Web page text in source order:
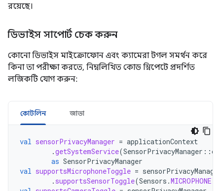
রয়েছে।
ডিভাইস সাপোর্ট চেক করুন
কোনো ডিভাইস মাইক্রোফোন এবং ক্যামেরা টগল সমর্থন করে
কিনা তা পরীক্ষা করতে, নিম্নলিখিত কোড স্নিপেটে প্রদর্শিত
লজিকটি যোগ করুন:
কোটলিন জাভা
val sensorPrivacyManager = applicationContext
.getSystemService(SensorPrivacyManager ::
as SensorPrivacyManager
val supportsMicrophoneToggle =
. supportsSensorToggle(Sensors .MICROPHONE